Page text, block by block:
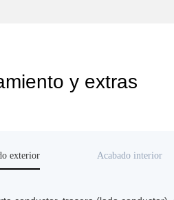
y extras
exterior Acabado interior